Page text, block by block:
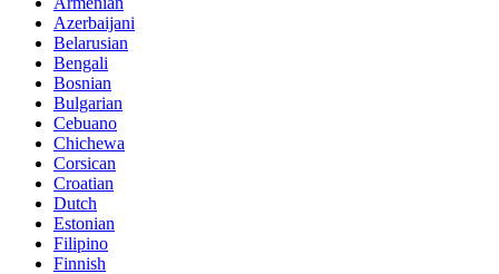
Azerbaijani
Belarusian
Bengali
Bosnian
Bulgarian
Cebuano
Chichewa
Corsican
Croatian
Dutch
Estonian
Filipino
Finnish